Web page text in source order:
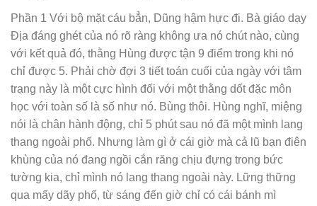
Phần 1 Với bộ mặt cáu bẳn, Dũng hậm hực đi. Bà giáo dạy
Địa đáng ghét của nó rõ ràng không ưa nó chút nào, cùng
với kết quả đó, thằng Hùng được tận 9 điểm trong khi nó
chỉ được 5. Phải chờ đợi 3 tiết toán cuối của ngày với tâm
trạng này là một cực hình đối với một thằng dốt đặc môn
học với toàn số là số như nó. Bùng thôi. Hùng nghĩ, miệng
nói là chân hành động, chỉ 5 phút sau nó đã một mình lang
thang ngoài phố. Nhưng làm gì ở cái giờ mà cả lũ bạn điên
khùng của nó đang ngồi cắn răng chịu đựng trong bức
tường kia, chỉ mình nó lang thang ngoài này. Lững thững
qua mấy dãy phố, từ sáng đến giờ chỉ có cái bánh mì